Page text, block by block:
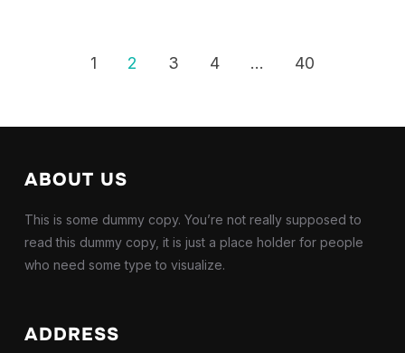
1 2 3 4 … 40
ABOUT US
This is some dummy copy. You’re not really supposed to
read this dummy copy, it is just a place holder for people
who need some type to visualize.
ADDRESS